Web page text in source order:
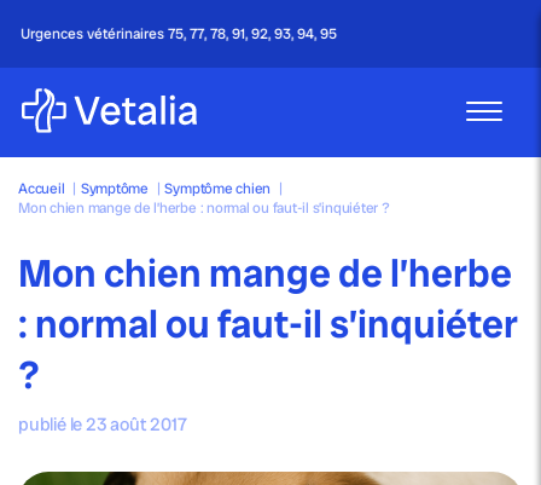
Appel gratuit - 24h/24 & 7j/7
Accueil | Symptôme | Symptôme chien |
Mon chien mange de l’herbe : normal ou faut-il s’inquiéter ?
Mon chien mange de l’herbe
: normal ou faut-il s’inquiéter
?
publié le 23 août 2017